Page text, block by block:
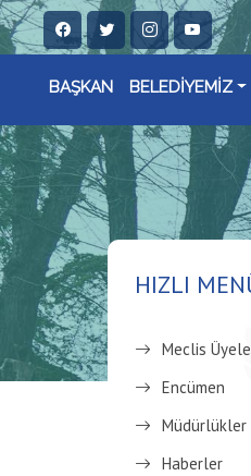
BAŞKAN BELEDİYEMİZ
HIZLI
Meclis
Encümen
Müdürlükler
Haberler